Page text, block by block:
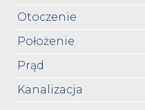
Otoczenie
Położenie
Prąd
Kanalizacja